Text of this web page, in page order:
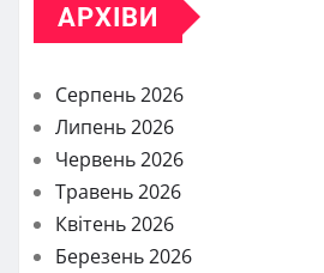
АРХІВИ
Серпень 2026
Липень 2026
Червень 2026
Травень 2026
Квітень 2026
Березень 2026